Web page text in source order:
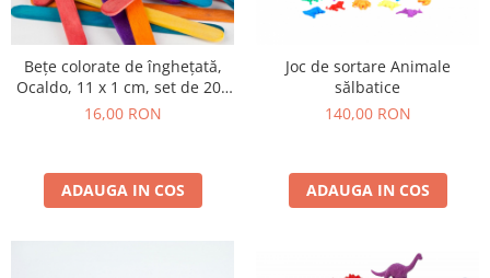
Bețe colorate de înghețată,
Ocaldo, 11 x 1 cm, set de 200
bucăți
16,00 RON
ADAUGA IN COS
Joc de sortare Animale
sălbatice
140,00 RON
ADAUGA IN COS